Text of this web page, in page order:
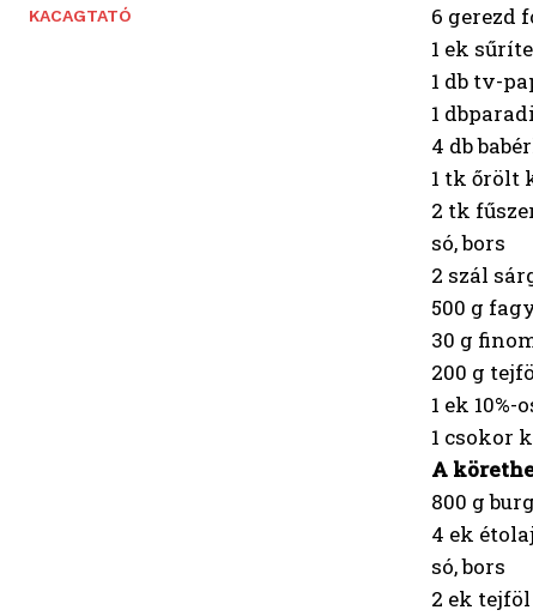
KACAGTATÓ
6 gerezd
1 ek
1 db tv-
1
4 db
1 tk őrölt
2 tk
só, bors
2 szál
500 g
30 g
200 g
1 ek 10%-
1 csokor
A
800 g
4 ek étolaj
só, bors
2 ek tejföl